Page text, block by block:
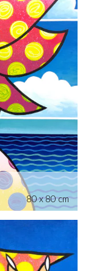
80 x 80 cm